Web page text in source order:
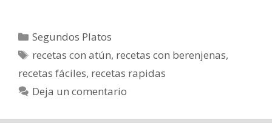
Categorías
Segundos Platos
Etiquetas
recetas con atún, recetas con berenjenas,
recetas fáciles, recetas rapidas
Deja un comentario